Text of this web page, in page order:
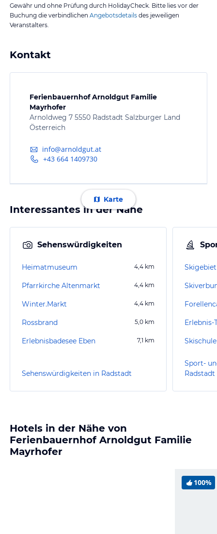
Gewähr und ohne Prüfung durch HolidayCheck. Bitte lies vor der
Buchung die verbindlichen Angebotsdetails des jeweiligen
Veranstalters.
Kontakt
Ferienbauernhof Arnoldgut Familie
Mayrhofer
Arnoldweg 7 5550 Radstadt Salzburger Land
Österreich
info@arnoldgut.at
+43 664 1409730
Karte
Interessantes in der Nähe
Sehenswürdigkeiten
Heimatmuseum 4,4 km
Pfarrkirche Altenmarkt 4,4 km
Winter.Markt 4,4 km
Rossbrand 5,0 km
Erlebnisbadesee Eben 7,1 km
Sehenswürdigkeiten in Radstadt
Erlebnis-
Sport-
Radstadt
Hotels in der Nähe von
Ferienbauernhof Arnoldgut Familie
Mayrhofer
100%